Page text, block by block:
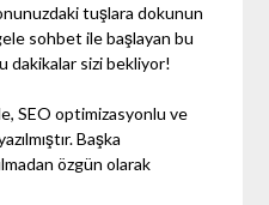
tuşlara dokunun
sohbet ile başlayan bu
dakikalar sizi bekliyor!
SEO optimizasyonlu ve
Başka
özgün olarak